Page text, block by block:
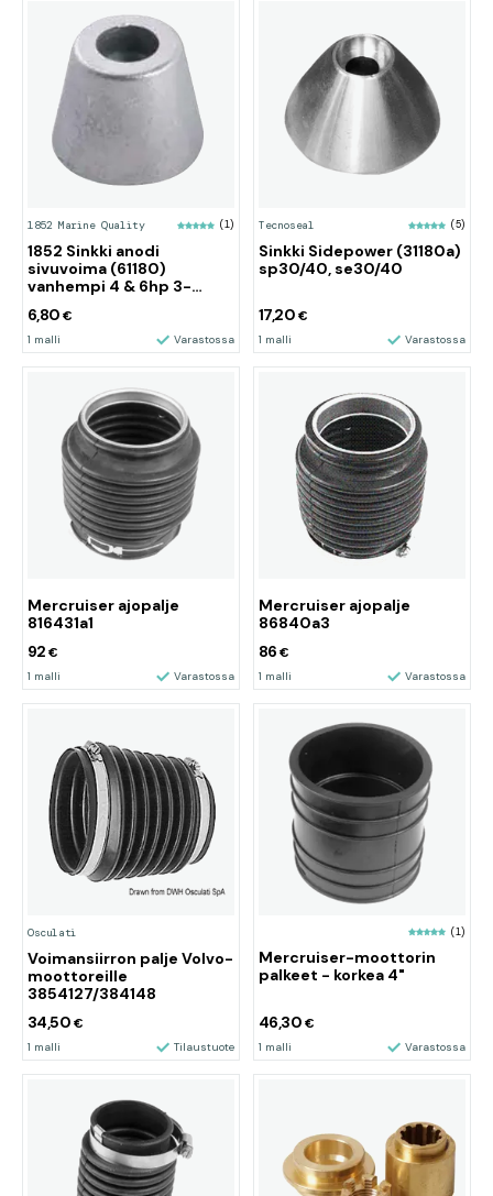
1852 Marine Quality (1)
1852 Sinkki anodi
sivuvoima (61180)
vanhempi 4 & 6hp 3-
6,80€
1 malli Varastossa
Tecnoseal (5)
Sinkki Sidepower (31180a)
sp30/40, se30/40
17,20 €
1 malli Varastossa
Mercruiser ajopalje
816431a1
92€
1 malli Varastossa
Mercruiser ajopalje
86840a3
86€
1 malli Varastossa
Osculati
Voimansiirron palje Volvo-
moottoreille
3854127/384148
34,50 €
1 malli Tilaustuote
(1)
Mercruiser-moottorin
palkeet - korkea 4"
46,30 €
1 malli Varastossa